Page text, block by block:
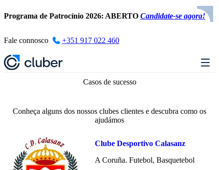
Programa de Patrocínio 2026: ABERTO Candidate-se agora!
Fale connosco +351 917 022 460
Casos de sucesso
Conheça alguns dos nossos clubes clientes e descubra como os
ajudámos
Clube Desportivo Calasanz
A Coruña. Futebol, Basquetebol